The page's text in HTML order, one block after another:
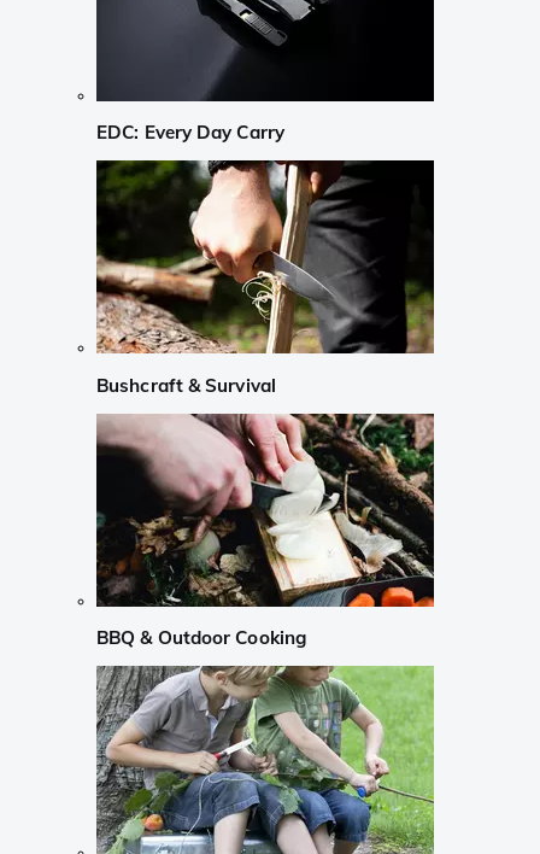
EDC: Every Day Carry
Bushcraft & Survival
BBQ & Outdoor Cooking